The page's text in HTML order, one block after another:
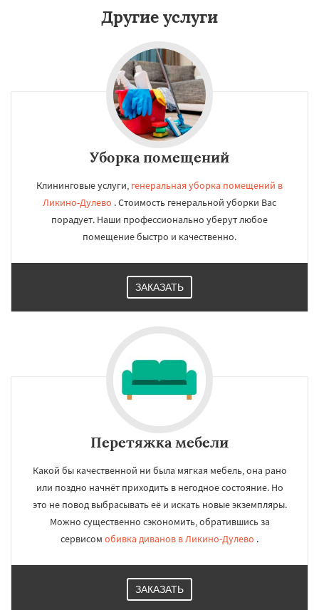
Наро-Фоминск
Орехово-Зуево
Павловский Посад
Пересвет
Протвино Пушкино Пущино Раменское
Реутов Рошаль Рузф Сергиев Посад
Серпухов Солнечногорск Купавна
Ступино Талдом Фрязино Химки
Черноголовка
Шатура
Щелково Электрогорск Электросталь
Другие услуги
Уборка помещений
Клининговые услуги, генеральная уборка помещений в
Ликино-Дулево . Стоимость генеральной уборки Вас
порадует. Наши профессионально уберут любое
помещение быстро и качественно.
ЗАКАЗАТЬ
Перетяжка мебели
Какой бы качественной ни была мягкая мебель, она рано
или поздно начнёт приходить в негодное состояние. Но
это не повод выбрасывать её и искать новые экземпляры.
Можно существенно сэкономить, обратившись за
сервисом обивка диванов в Ликино-Дулево .
ЗАКАЗАТЬ
Даю согласие на обработку персональных данных